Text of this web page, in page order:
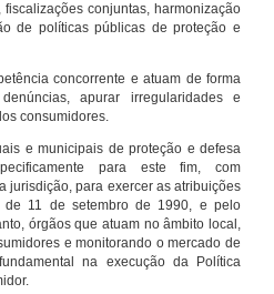
conjuntas, harmonização
de políticas públicas de proteção e
concorrente e atuam de forma
apurar irregularidades e
consumidores.
e municipais de proteção e defesa
para este fim, com
jurisdição, para exercer as atribuições
de 11 de setembro de 1990, e pelo
órgãos que atuam no âmbito local,
e monitorando o mercado de
na execução da Política